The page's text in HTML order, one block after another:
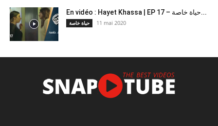
En vidéo : Hayet Khassa | EP 17 – حياة خاصة...
حياة خاصة 11 mai 2020